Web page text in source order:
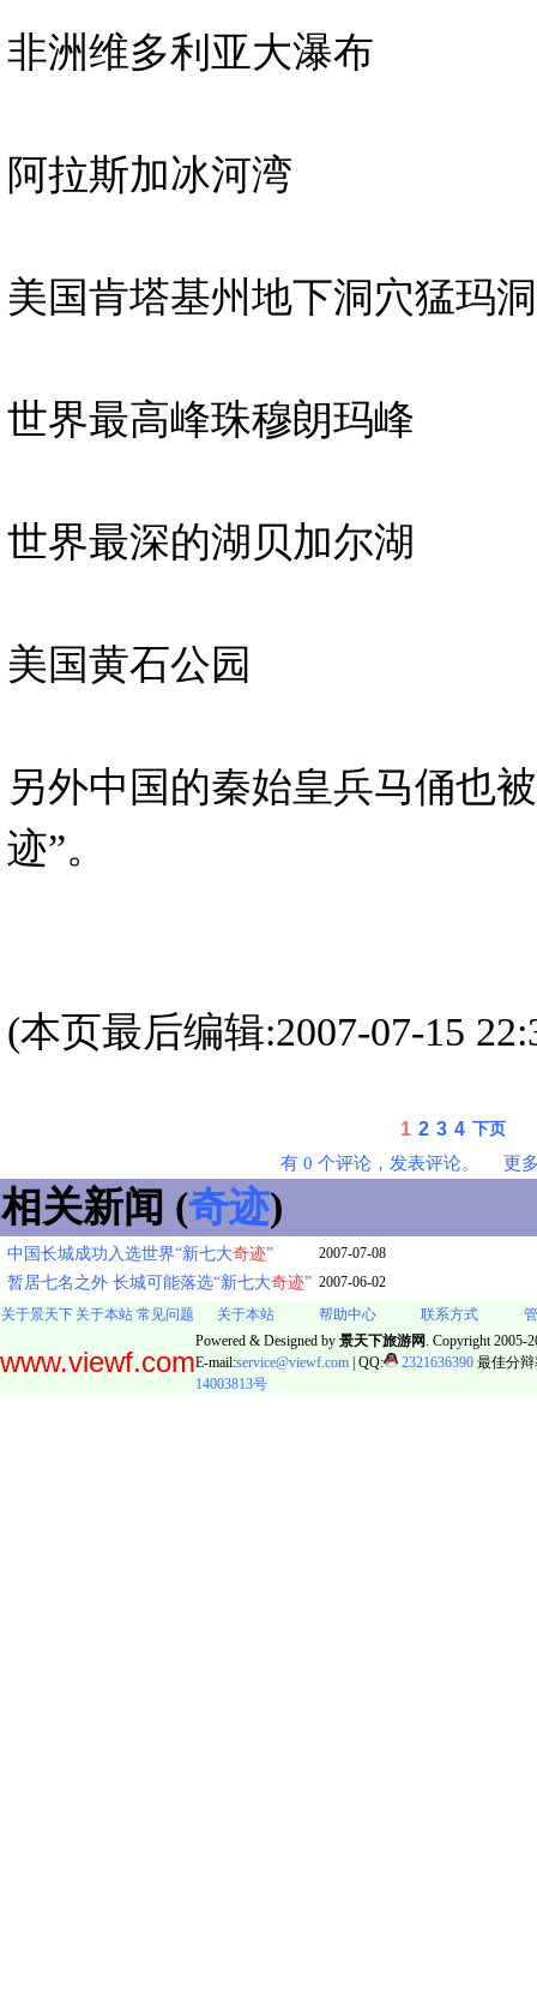
非洲维多利亚大瀑布
阿拉斯加冰河湾
美国肯塔基州地下洞穴猛玛洞
世界最高峰珠穆朗玛峰
世界最深的湖贝加尔湖
美国黄石公园
另外中国的秦始皇兵马俑也
迹”。
(本页最后编辑:2007-07-15
1 2 3 4 下页
有 0 个评论，发表评论。 更
相关新闻 (奇迹)
中国长城成功入选世界“新七大奇迹” 2007-07-08
暂居七名之外 长城可能落选“新七大奇迹” 2007-06-02
关于景天下 关于本站 常见问题 关于本站 帮助中心 联系方式
www.viewf.com
Powered & Designed by 景天下旅游网 . Copyright 2005-
E-mail:service@viewf.com | QQ: 2321636390 最佳分
14003813号